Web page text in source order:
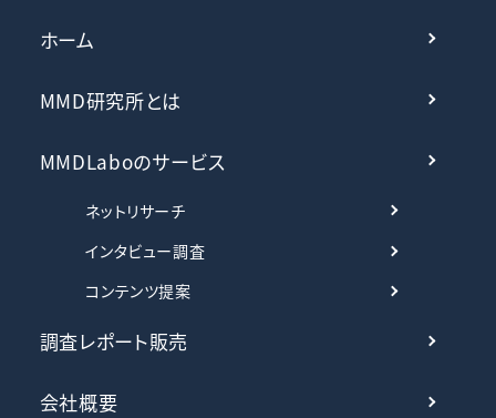
ホーム
MMD研究所とは
MMDLaboのサービス
ネットリサーチ
インタビュー調査
コンテンツ提案
調査レポート販売
会社概要